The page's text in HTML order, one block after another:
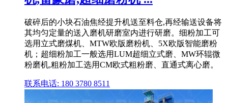
破碎后的小块石油焦经提升机送至料仓,再经输送设备将
其均匀定量的送入磨机研磨室内进行研磨。细粉加工可
选用立式磨煤机、MTW欧版磨粉机、5X欧版智能磨粉
机；超细粉加工一般选用LUM超细立式磨、MW环辊微
粉磨机,粗粉加工选用CM欧式粗粉磨、直通式离心磨。
联系电话: 180 3780 8511